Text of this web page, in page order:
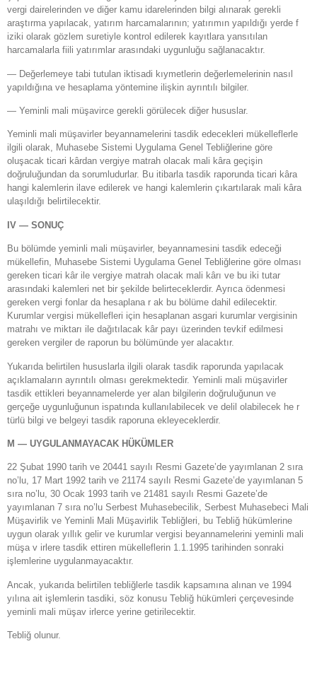
vergi dairelerinden ve diğer kamu idarelerinden bilgi alınarak gerekli
araştırma yapılacak, yatırım harcamalarının; yatırımın yapıldığı yerde f
iziki olarak gözlem suretiyle kontrol edilerek kayıtlara yansıtılan
harcamalarla fiili yatırımlar arasındaki uygunluğu sağlanacaktır.
— Değerlemeye tabi tutulan iktisadi kıymetlerin değerlemelerinin nasıl
yapıldığına ve hesaplama yöntemine ilişkin ayrıntılı bilgiler.
— Yeminli mali müşavirce gerekli görülecek diğer hususlar.
Yeminli mali müşavirler beyannamelerini tasdik edecekleri mükelleflerle
ilgili olarak, Muhasebe Sistemi Uygulama Genel Tebliğlerine göre
oluşacak ticari kârdan vergiye matrah olacak mali kâra geçişin
doğruluğundan da sorumludurlar. Bu itibarla tasdik raporunda ticari kâra
hangi kalemlerin ilave edilerek ve hangi kalemlerin çıkartılarak mali kâra
ulaşıldığı belirtilecektir.
IV — SONUÇ
Bu bölümde yeminli mali müşavirler, beyannamesini tasdik edeceği
mükellefin, Muhasebe Sistemi Uygulama Genel Tebliğlerine göre olması
gereken ticari kâr ile vergiye matrah olacak mali kârı ve bu iki tutar
arasındaki kalemleri net bir şekilde belirteceklerdir. Ayrıca ödenmesi
gereken vergi fonlar da hesaplana r ak bu bölüme dahil edilecektir.
Kurumlar vergisi mükellefleri için hesaplanan asgari kurumlar vergisinin
matrahı ve miktarı ile dağıtılacak kâr payı üzerinden tevkif edilmesi
gereken vergiler de raporun bu bölümünde yer alacaktır.
Yukarıda belirtilen hususlarla ilgili olarak tasdik raporunda yapılacak
açıklamaların ayrıntılı olması gerekmektedir. Yeminli mali müşavirler
tasdik ettikleri beyannamelerde yer alan bilgilerin doğruluğunun ve
gerçeğe uygunluğunun ispatında kullanılabilecek ve delil olabilecek he r
türlü bilgi ve belgeyi tasdik raporuna ekleyeceklerdir.
M — UYGULANMAYACAK HÜKÜMLER
22 Şubat 1990 tarih ve 20441 sayılı Resmi Gazete’de yayımlanan 2 sıra
no’lu, 17 Mart 1992 tarih ve 21174 sayılı Resmi Gazete’de yayımlanan 5
sıra no’lu, 30 Ocak 1993 tarih ve 21481 sayılı Resmi Gazete’de
yayımlanan 7 sıra no’lu Serbest Muhasebecilik, Serbest Muhasebeci Mali
Müşavirlik ve Yeminli Mali Müşavirlik Tebliğleri, bu Tebliğ hükümlerine
uygun olarak yıllık gelir ve kurumlar vergisi beyannamelerini yeminli mali
müşa v irlere tasdik ettiren mükelleflerin 1.1.1995 tarihinden sonraki
işlemlerine uygulanmayacaktır.
Ancak, yukarıda belirtilen tebliğlerle tasdik kapsamına alınan ve 1994
yılına ait işlemlerin tasdiki, söz konusu Tebliğ hükümleri çerçevesinde
yeminli mali müşav irlerce yerine getirilecektir.
Tebliğ olunur.